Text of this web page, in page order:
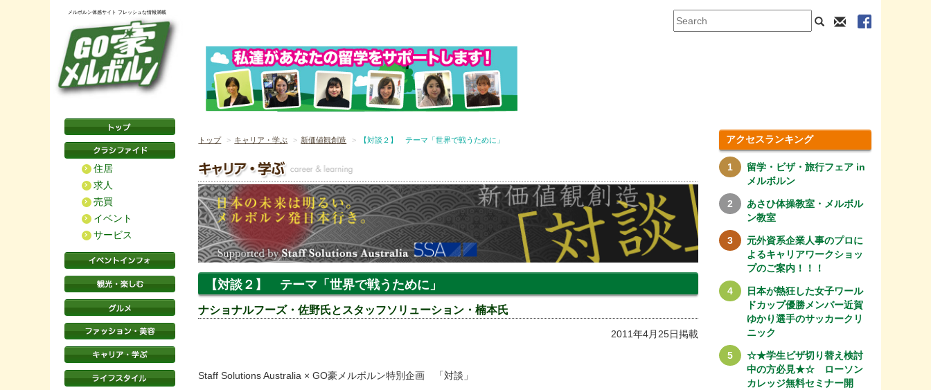
メルボルン体感サイト フレッシュな情報満載
住居
求人
売買
イベント
サービス
トップ キャリア・学ぶ 新価値観創造 【対談２】 テーマ「世界で戦うために」
【対談２】 テーマ「世界で戦うために」
ナショナルフーズ・佐野氏とスタッフソリューション・楠本氏
2011年4月25日掲載
Staff Solutions Australia × GO豪メルボルン特別企画 「対談」
アクセスランキング
留学・ビザ・旅行フェア in
メルボルン
あさひ体操教室・メルボル
ン教室
元外資系企業人事のプロに
よるキャリアワークショッ
プのご案内！！！
日本が熱狂した女子ワール
ドカップ優勝メンバー近賀
ゆかり選手のサッカークリ
ニック
☆★学生ビザ切り替え検討
中の方必見★☆ ローソン
カレッジ無料セミナー開